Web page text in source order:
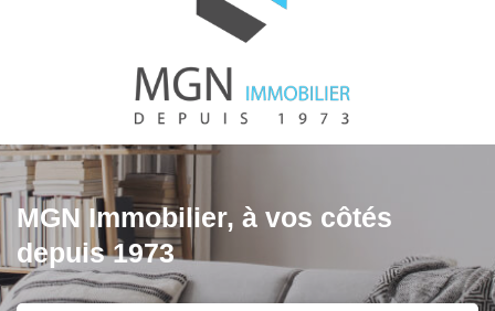
Accueil
Acheter
MGN Immobilier, à vos côtés
depuis 1973